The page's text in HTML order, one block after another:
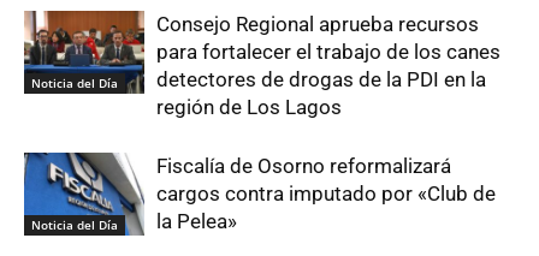
Noticia del Día
Consejo Regional aprueba recursos
para fortalecer el trabajo de los canes
detectores de drogas de la PDI en la
región de Los Lagos
Noticia del Día
Fiscalía de Osorno reformalizará
cargos contra imputado por «Club de
la Pelea»